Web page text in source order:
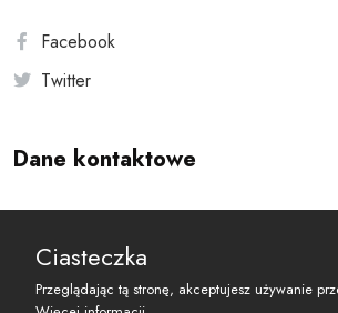
Facebook
Twitter
Dane kontaktowe
reset@resetobywatelski.pl
Ciasteczka
Przeglądając tą stronę, akceptujesz używanie